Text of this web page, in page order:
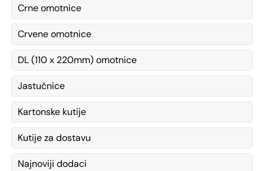
Crne omotnice
Crvene omotnice
DL (110 x 220mm) omotnice
Jastučnice
Kartonske kutije
Kutije za dostavu
Najnoviji dodaci